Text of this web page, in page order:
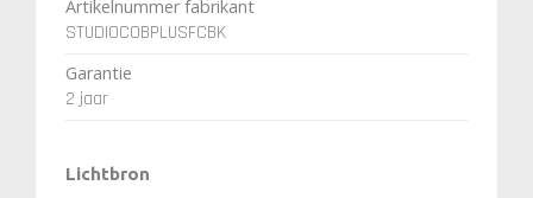
Artikelnummer fabrikant
STUDIOCOBPLUSFCBK
Garantie
2 jaar
Lichtbron